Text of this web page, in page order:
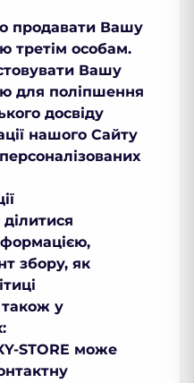
продавати Вашу
третім особам.
Вашу
для поліпшення
досвіду
нашого Сайту
збору, як
також у
STORE може